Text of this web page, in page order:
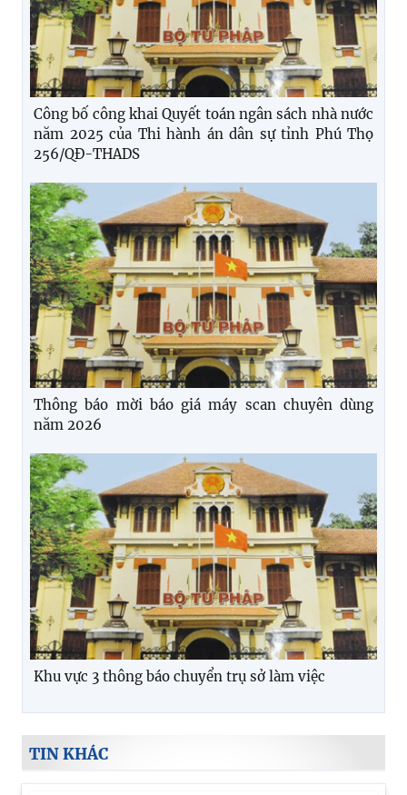
Công bố công khai Quyết toán ngân sách nhà nước
năm 2025 của Thi hành án dân sự tỉnh Phú Thọ
256/QĐ-THADS
Thông báo mời báo giá máy scan chuyên dùng
năm 2026
Khu vực 3 thông báo chuyển trụ sở làm việc
TIN KHÁC